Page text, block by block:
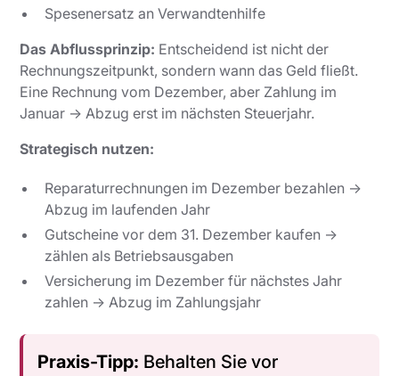
Spesenersatz an Verwandtenhilfe
Das Abflussprinzip: Entscheidend ist nicht der
Rechnungszeitpunkt, sondern wann das Geld fließt.
Eine Rechnung vom Dezember, aber Zahlung im
Januar → Abzug erst im nächsten Steuerjahr.
Strategisch nutzen:
Reparaturrechnungen im Dezember bezahlen →
Abzug im laufenden Jahr
Gutscheine vor dem 31. Dezember kaufen →
zählen als Betriebsausgaben
Versicherung im Dezember für nächstes Jahr
zahlen → Abzug im Zahlungsjahr
Praxis-Tipp: Behalten Sie vor